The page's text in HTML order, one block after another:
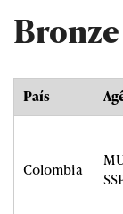
Bronze
País
Colombia